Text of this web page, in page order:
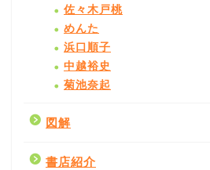
佐々木戸桃
めんた
浜口順子
中越裕史
菊池奈起
図解
書店紹介